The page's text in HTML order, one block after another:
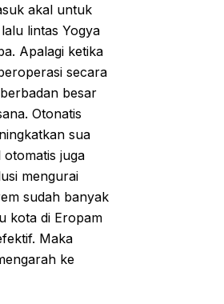
akal untuk
lintas Yogya
Apalagi ketika
secara
besar
Otonatis
sua
juga
mengurai
sudah banyak
kota di Eropam
Maka
ke